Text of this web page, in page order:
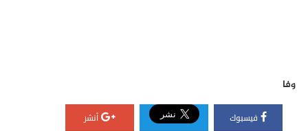
وفا
فيسبوك أنشر